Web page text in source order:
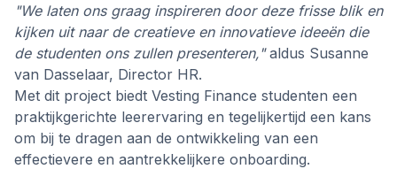
"We laten ons graag inspireren door deze frisse blik en
kijken uit naar de creatieve en innovatieve ideeën die
de studenten ons zullen presenteren,"aldus Susanne
van Dasselaar, Director HR.
Met dit project biedt Vesting Finance studenten een
praktijkgerichte leerervaring en tegelijkertijd een kans
om bij te dragen aan de ontwikkeling van een
effectievere en aantrekkelijkere onboarding.